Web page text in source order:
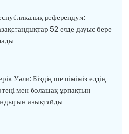
референдум:
52 елде дауыс бере
Уәли: Біздің шешіміміз елдің
мен болашақ ұрпақтың
анықтайды